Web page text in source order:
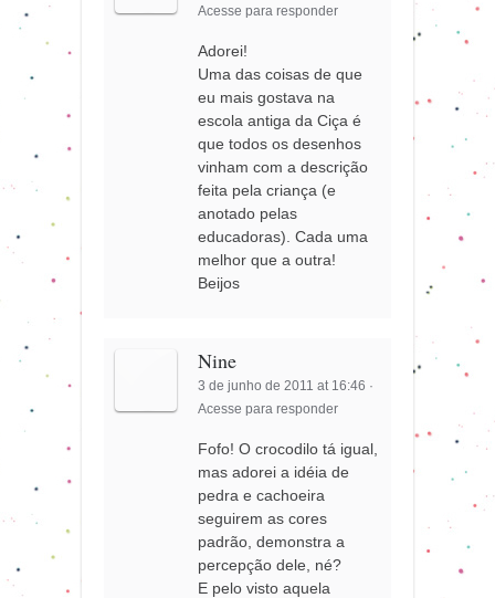
Acesse para responder
Adorei!
Uma das coisas de que
eu mais gostava na
escola antiga da Ciça é
que todos os desenhos
vinham com a descrição
feita pela criança (e
anotado pelas
educadoras). Cada uma
melhor que a outra!
Beijos
Nine
3 de junho de 2011 at 16:46 ·
Acesse para responder
Fofo! O crocodilo tá igual,
mas adorei a idéia de
pedra e cachoeira
seguirem as cores
padrão, demonstra a
percepção dele, né?
E pelo visto aquela